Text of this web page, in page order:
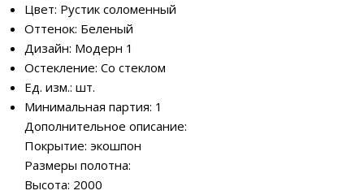
Цвет: Рустик соломенный
Оттенок: Беленый
Дизайн: Модерн 1
Остекление: Со стеклом
Ед. изм.: шт.
Минимальная партия: 1
Дополнительное описание:
Покрытие: экошпон
Размеры полотна:
Высота: 2000